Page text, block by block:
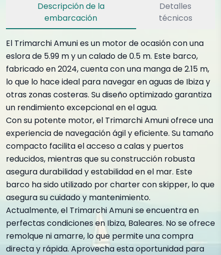
Descripción de la
embarcación
Detalles
técnicos
El Trimarchi Amuni es un motor de ocasión con una
eslora de 5.99 m y un calado de 0.5 m. Este barco,
fabricado en 2024, cuenta con una manga de 2.15 m,
lo que lo hace ideal para navegar en aguas de Ibiza y
otras zonas costeras. Su diseño optimizado garantiza
un rendimiento excepcional en el agua.
Con su potente motor, el Trimarchi Amuni ofrece una
experiencia de navegación ágil y eficiente. Su tamaño
compacto facilita el acceso a calas y puertos
reducidos, mientras que su construcción robusta
asegura durabilidad y estabilidad en el mar. Este
barco ha sido utilizado por charter con skipper, lo que
asegura su cuidado y mantenimiento.
Actualmente, el Trimarchi Amuni se encuentra en
perfectas condiciones en Ibiza, Baleares. No se ofrece
remolque ni amarre, lo que permite una compra
directa y rápida. Aprovecha esta oportunidad para